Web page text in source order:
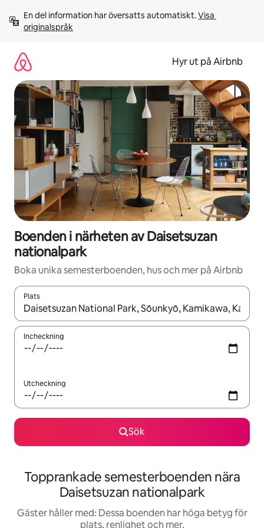
innehåll
En del information har översatts automatiskt. Visa
originalspråk
Hyr ut på Airbnb
Boenden i närheten av Daisetsuzan
nationalpark
Boka unika semesterboenden, hus och mer på Airbnb
Plats
När resultaten är tillgängliga kan du navigera med upp- och
Incheckning
Utcheckning
Sök
Topprankade semesterboenden nära
Daisetsuzan nationalpark
Gäster håller med: Dessa boenden har höga betyg för
plats, renlighet och mer.